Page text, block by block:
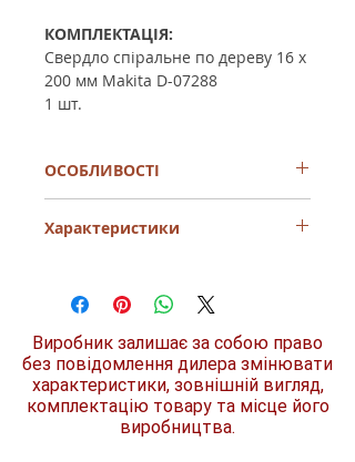
КОМПЛЕКТАЦІЯ:
Свердло спіральне по дереву 16 х
200 мм Makita D-07288
1 шт.
ОСОБЛИВОСТІ
виробник вказує загальну довжину
хвостовика (посадки).
Характеристики
Діаметр 16 мм
Загальна довжина 200 мм
Виробник залишає за собою право
без повідомлення дилера змінювати
характеристики, зовнішній вигляд,
комплектацію товару та місце його
виробництва.